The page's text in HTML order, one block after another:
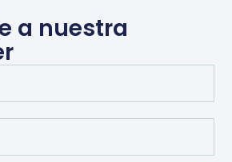
a nuestra